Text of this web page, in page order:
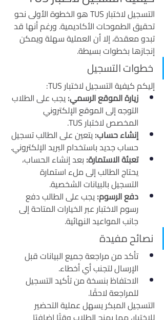
التسجيل لاختبار TUS هو الخطوة الأولى نحو
تحقيق الطموحات الأكاديمية. ورغم أنها قد
تبدو معقدة، إلا أن العملية سهلة ويمكن
إنجازها بخطوات بسيطة.
خطوات التسجيل
إليكم كيفية التسجيل لاختبار TUS:
زيارة الموقع الرسمي: يجب على الطلاب
التوجه إلى الموقع الإلكتروني
المخصص لاختبار TUS.
إنشاء حساب: يتعين على الطالب تسجيل
حساب جديد باستخدام البريد الإلكتروني.
تعبئة الاستمارة: بعد إنشاء الحساب،
يحتاج الطالب إلى ملء استمارة
التسجيل بالبيانات الشخصية.
دفع الرسوم: يجب على الطالب دفع
رسوم الاختبار عبر الخيارات المتاحة إلى
جانب المواعيد النهائية.
نصائح مفيدة
تأكد من مراجعة جميع البيانات قبل
الإرسال لتجنب أي أخطاء.
الاحتفاظ بنسخة من تأكيد التسجيل
للمراجعة لاحقًا.
التسجيل المبكر يسهل عملية التحضير